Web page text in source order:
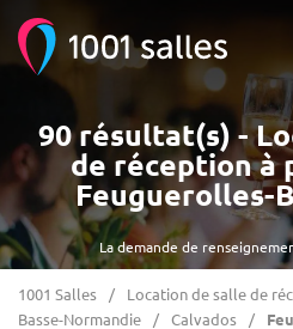
La demande de
90 résultat(s) -
de réception à
Feuguerolles-
1001 Salles Location de salle de
Basse-Normandie
Calvados